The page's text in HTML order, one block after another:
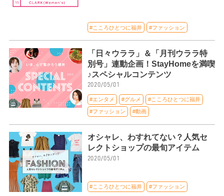
#こころひとつに福井 #ファッション
「日々ウララ」＆「月刊ウララ特
別号」連動企画！StayHomeを満喫
♪スペシャルコンテンツ
2020/05/01
#エンタメ #グルメ #こころひとつに福井
#ファッション #動画
オシャレ、わすれてない？人気セ
レクトショップの最旬アイテム
2020/05/01
#こころひとつに福井 #ファッション